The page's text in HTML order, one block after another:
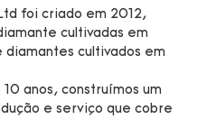
foi criado em 2012,
cultivadas em
cultivados em
anos, construímos um
e serviço que cobre